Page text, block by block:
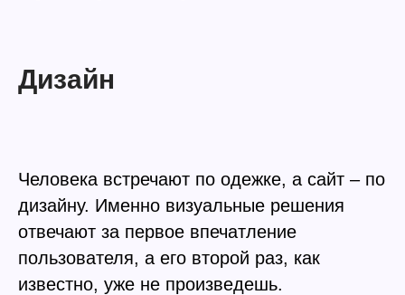
Дизайн
Человека встречают по одежке, а сайт – по
дизайну. Именно визуальные решения
отвечают за первое впечатление
пользователя, а его второй раз, как
известно, уже не произведешь.